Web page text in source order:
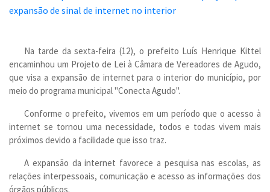
Na tarde da sexta-feira (12), o prefeito Luís Henrique Kittel
encaminhou um Projeto de Lei à Câmara de Vereadores de Agudo,
que visa a expansão de internet para o interior do município, por
meio do programa municipal "Conecta Agudo".
Conforme o prefeito, vivemos em um período que o acesso à
internet se tornou uma necessidade, todos e todas vivem mais
próximos devido a facilidade que isso traz.
A expansão da internet favorece a pesquisa nas escolas, as
relações interpessoais, comunicação e acesso as informações dos
órgãos públicos.